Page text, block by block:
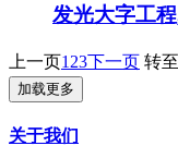
发光大字工
上一页1 23下一页 转
加载更多
关于我们